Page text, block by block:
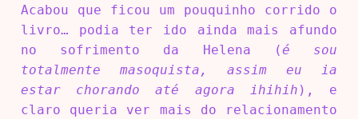
Acabou que ficou um pouquinho corrido o
livro… podia ter ido ainda mais afundo
no sofrimento da Helena (é sou
totalmente masoquista, assim eu ia
estar chorando até agora ihihih ), e
claro queria ver mais do relacionamento